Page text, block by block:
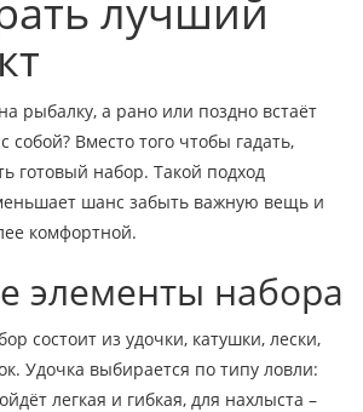
лучший
рыбалку, а рано или поздно встаёт
собой? Вместо того чтобы гадать,
готовый набор. Такой подход
шанс забыть важную вещь и
комфортной.
элементы набора
состоит из удочки, катушки, лески,
Удочка выбирается по типу ловли:
легкая и гибкая, для нахлыста –